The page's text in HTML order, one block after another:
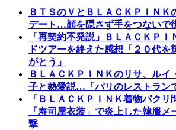
ＢＴＳのＶとＢＬＡＣＫＰＩＮＫ
デート…顔を隠さず手をつないで
「再契約不発説」ＢＬＡＣＫＰ
ドツアーを終えた感想「２０代を
がとう」
ＢＬＡＣＫＰＩＮＫのリサ、ルイ
子と熱愛説…「パリのレストラン
「ＢＬＡＣＫＰＩＮＫ着物パク
「寿司屋衣装」で炎上した韓服メ
撃